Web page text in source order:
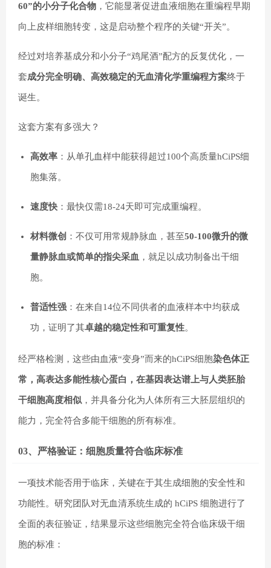
60”的小分子化合物 ，它能显著促进血液细胞在重编程早期
向上皮样细胞转变，这是启动整个程序的关键“开关”。
经过对培养基成分和小分子“鸡尾酒”配方的反复优化，一
套成分完全明确、高效稳定的无血清化学重编程方案终于
诞生。
这套方案有多强大？
高效率 ：从单孔血样中能获得超过100个高质量hCiPS细
胞集落。
速度快 ：最快仅需18-24天即可完成重编程。
材料微创 ：不仅可用常规静脉血，甚至50-100微升的微
量静脉血或简单的指尖采血 ，就足以成功制备出干细
胞。
普适性强 ：在来自14位不同供者的血液样本中均获成
功，证明了其卓越的稳定性和可重复性。
经严格检测，这些由血液“变身”而来的hCiPS细胞染色体正
常，高表达多能性核心蛋白，在基因表达谱上与人类胚胎
干细胞高度相似 ，并具备分化为人体所有三大胚层组织的
能力，完全符合多能干细胞的所有标准。
03、严格验证：细胞质量符合临床标准
一项技术能否用于临床，关键在于其生成细胞的安全性和
功能性。研究团队对无血清系统生成的 hCiPS 细胞进行了
全面的表征验证，结果显示这些细胞完全符合临床级干细
胞的标准：